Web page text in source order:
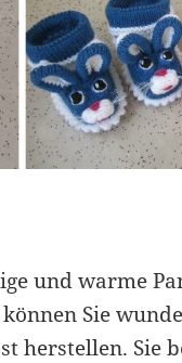
und warme
Sie
herstellen. Sie